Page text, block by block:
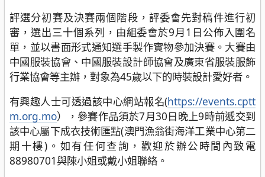
評選分初賽及決賽兩個階段，評委會先對稿件進行初
審，選出三十個系列，由組委會於9月1日公佈入圍名
單，並以書面形式通知選手製作實物參加決賽。大賽由
中國服裝協會、中國服裝設計師協會及廣東省服裝服飾
行業協會等主辦，對象為45歲以下的時裝設計愛好者。
有興趣人士可透過該中心網站報名(https://events.cptt
m.org.mo），參賽作品須於7月30日晚上9時前遞交到
該中心屬下成衣技術匯點(澳門漁翁街海洋工業中心第二
期十樓)。如有任何查詢，歡迎於辦公時間內致電
88980701與陳小姐或戴小姐聯絡。